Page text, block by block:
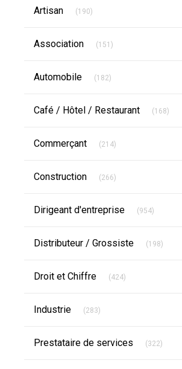
Artisan (190)
Association (151)
Automobile (182)
Café / Hôtel / Restaurant (168)
Commerçant (214)
Construction (266)
Dirigeant d'entreprise (954)
Distributeur / Grossiste (198)
Droit et Chiffre (424)
Industrie (283)
Prestataire de services (322)